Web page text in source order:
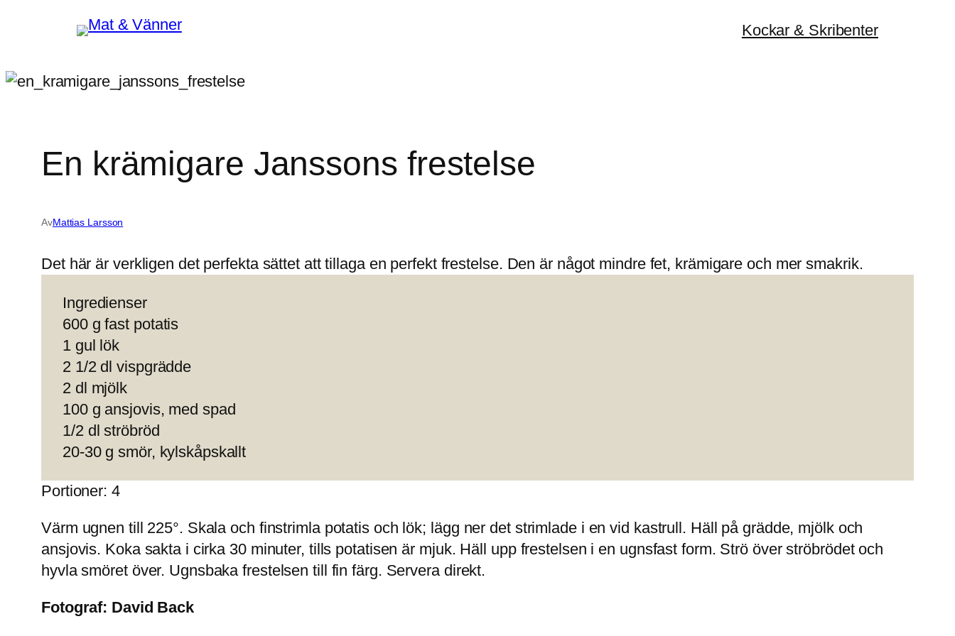
Kockar & Skribenter
En krämigare Janssons frestelse
AvMattias Larsson
Det här är verkligen det perfekta sättet att tillaga en perfekt frestelse. Den är något mindre fet, krämigare och mer smakrik.
Ingredienser
600 g fast potatis
1 gul lök
2 1/2 dl vispgrädde
2 dl mjölk
100 g ansjovis, med spad
1/2 dl ströbröd
20-30 g smör, kylskåpskallt
Portioner: 4
Värm ugnen till 225°. Skala och finstrimla potatis och lök; lägg ner det strimlade i en vid kastrull. Häll på grädde, mjölk och
ansjovis. Koka sakta i cirka 30 minuter, tills potatisen är mjuk. Häll upp frestelsen i en ugnsfast form. Strö över ströbrödet och
hyvla smöret över. Ugnsbaka frestelsen till fin färg. Servera direkt.
Fotograf: David Back